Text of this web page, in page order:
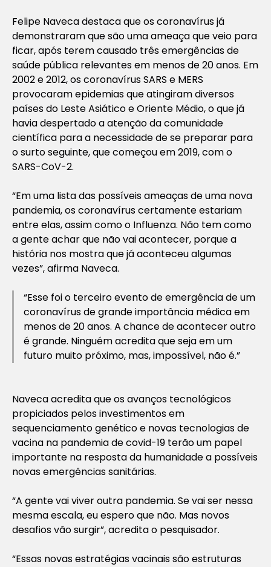
Felipe Naveca destaca que os coronavírus já
demonstraram que são uma ameaça que veio para
ficar, após terem causado três emergências de
saúde pública relevantes em menos de 20 anos. Em
2002 e 2012, os coronavírus SARS e MERS
provocaram epidemias que atingiram diversos
países do Leste Asiático e Oriente Médio, o que já
havia despertado a atenção da comunidade
científica para a necessidade de se preparar para
o surto seguinte, que começou em 2019, com o
SARS-CoV-2.
“Em uma lista das possíveis ameaças de uma nova
pandemia, os coronavírus certamente estariam
entre elas, assim como o Influenza. Não tem como
a gente achar que não vai acontecer, porque a
história nos mostra que já aconteceu algumas
vezes”, afirma Naveca.
“Esse foi o terceiro evento de emergência de um
coronavírus de grande importância médica em
menos de 20 anos. A chance de acontecer outro
é grande. Ninguém acredita que seja em um
futuro muito próximo, mas, impossível, não é.”
Naveca acredita que os avanços tecnológicos
propiciados pelos investimentos em
sequenciamento genético e novas tecnologias de
vacina na pandemia de covid-19 terão um papel
importante na resposta da humanidade a possíveis
novas emergências sanitárias.
“A gente vai viver outra pandemia. Se vai ser nessa
mesma escala, eu espero que não. Mas novos
desafios vão surgir”, acredita o pesquisador.
“Essas novas estratégias vacinais são estruturas